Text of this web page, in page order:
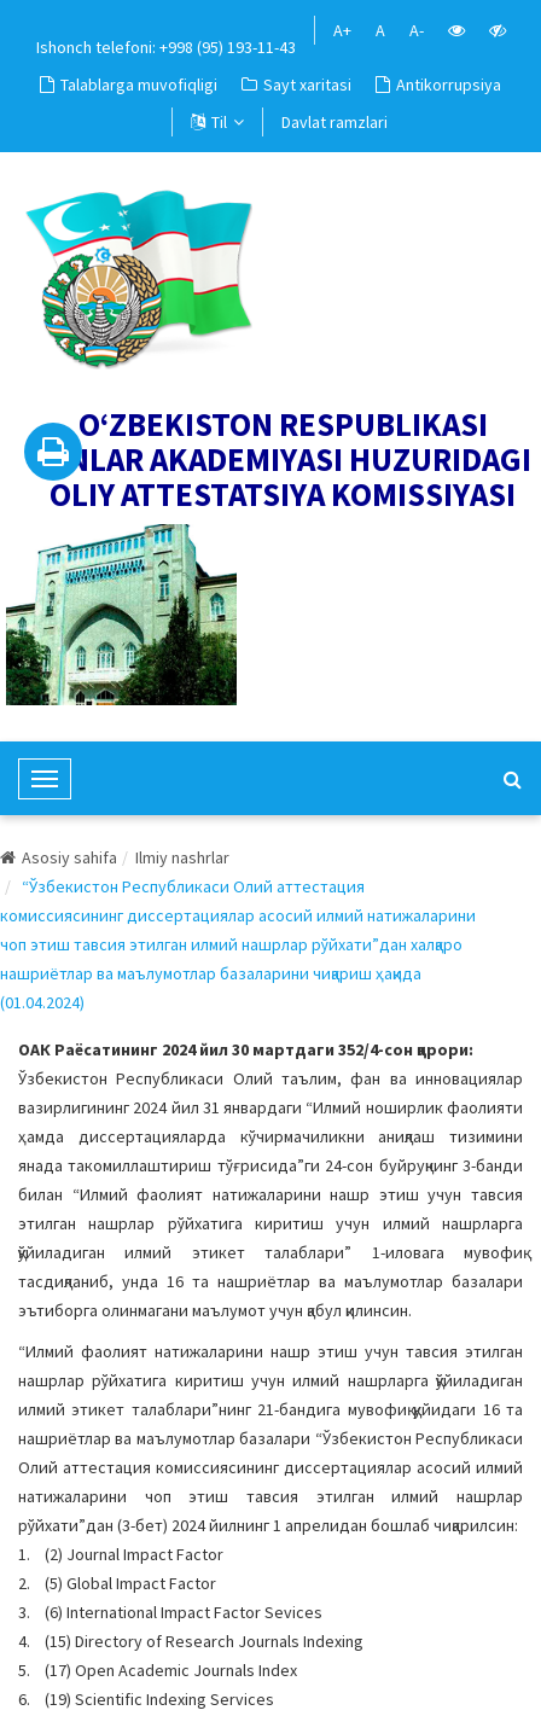
Ishonch telefoni: +998 (95) 193-11-43
A+ A A-
Talablarga muvofiqligi Sayt xaritasi
Antikorrupsiya
Til
Davlat ramzlari
O‘ZBEKISTON RESPUBLIKASI
FANLAR AKADEMIYASI HUZURIDAGI
OLIY ATTESTATSIYA KOMISSIYASI
T
o
g
l
e
N
a
v
i
g
a
t
i
o
n
Asosiy sahifa
Ilmiy nashrlar
“Ўзбекистон Республикаси Олий аттестация
комиссиясининг диссертациялар асосий илмий натижаларини
чоп этиш тавсия этилган илмий нашрлар рўйхати”дан халқаро
нашриётлар ва маълумотлар базаларини чиқариш ҳақида
(01.04.2024)
ОАК Раёсатининг 2024 йил 30 мартдаги 352/4-сон қарори:
Ўзбекистон Республикаси Олий таълим, фан ва инновациялар
вазирлигининг 2024 йил 31 январдаги “Илмий ноширлик фаолияти
ҳамда диссертацияларда кўчирмачиликни аниқлаш тизимини
янада такомиллаштириш тўғрисида”ги 24-сон буйруқнинг 3-банди
билан “Илмий фаолият натижаларини нашр этиш учун тавсия
этилган нашрлар рўйхатига киритиш учун илмий нашрларга
қўйиладиган илмий этикет талаблари” 1-иловага мувофиқ
тасдиқланиб, унда 16 та нашриётлар ва маълумотлар базалари
эътиборга олинмагани маълумот учун қабул қилинсин.
“Илмий фаолият натижаларини нашр этиш учун тавсия этилган
нашрлар рўйхатига киритиш учун илмий нашрларга қўйиладиган
илмий этикет талаблари”нинг 21-бандига мувофиқ қуйидаги 16 та
нашриётлар ва маълумотлар базалари “Ўзбекистон Республикаси
Олий аттестация комиссиясининг диссертациялар асосий илмий
натижаларини чоп этиш тавсия этилган илмий нашрлар
рўйхати”дан (3-бет) 2024 йилнинг 1 апрелидан бошлаб чиқарилсин:
1. (2) Journal Impact Factor
2. (5) Global Impact Factor
3. (6) International Impact Factor Sevices
4. (15) Directory of Research Journals Indexing
5. (17) Open Academic Journals Index
6. (19) Scientific Indexing Services